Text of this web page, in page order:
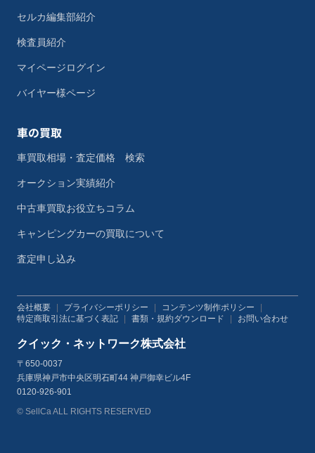
セルカ編集部紹介
検査員紹介
マイページログイン
バイヤー様ページ
車の買取
車買取相場・査定価格 検索
オークション実績紹介
中古車買取お役立ちコラム
キャンピングカーの買取について
査定申し込み
会社概要 | プライバシーポリシー | コンテンツ制作ポリシー
|
特定商取引法に基づく表記
| 書類・規約ダウンロード | お問い合わせ
クイック・ネットワーク株式会社
〒650-0037
兵庫県神戸市中央区明石町44 神戸御幸ビル4F
0120-926-901
© SellCa ALL RIGHTS RESERVED